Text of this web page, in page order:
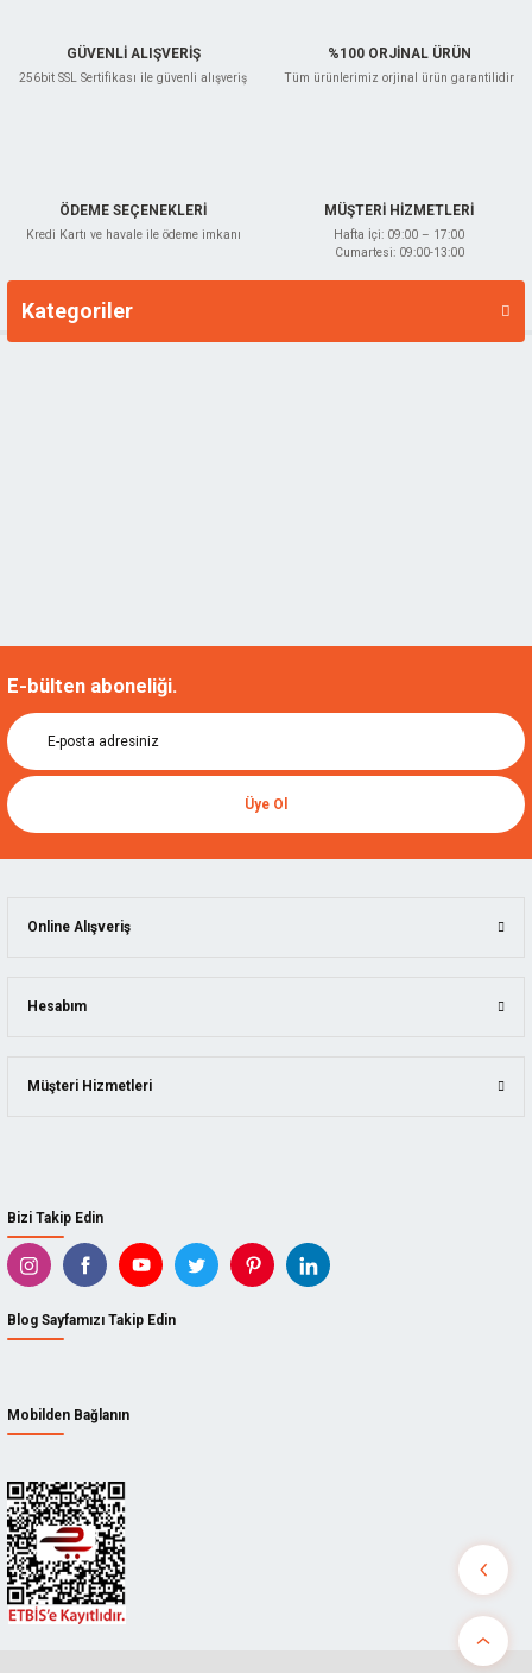
GÜVENLİ ALIŞVERİŞ
256bit SSL Sertifikası ile güvenli alışveriş
%100 ORJİNAL ÜRÜN
Tüm ürünlerimiz orjinal ürün garantilidir
ÖDEME SEÇENEKLERİ
Kredi Kartı ve havale ile ödeme imkanı
MÜŞTERİ HİZMETLERİ
Hafta İçi: 09:00 – 17:00
Cumartesi: 09:00-13:00
Kategoriler
Markalar
E-bülten aboneliği.
Üye Ol
Bizi Takip Edin
Blog Sayfamızı Takip Edin
Mobilden Bağlanın
Online Alışveriş
Hesabım
Müşteri Hizmetleri